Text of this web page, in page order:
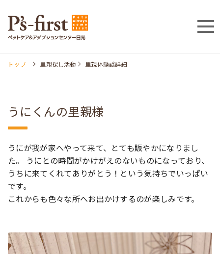
トップ 里親探し活動 里親体験談詳細
うにくんの里親様
うにが我が家へやって来て、とても賑やかになりまし
た。 うにとの時間がかけがえのないものになっており、
うちに来てくれてありがとう！という気持ちでいっぱい
です。
これからも色々な所へお出かけするのが楽しみです。